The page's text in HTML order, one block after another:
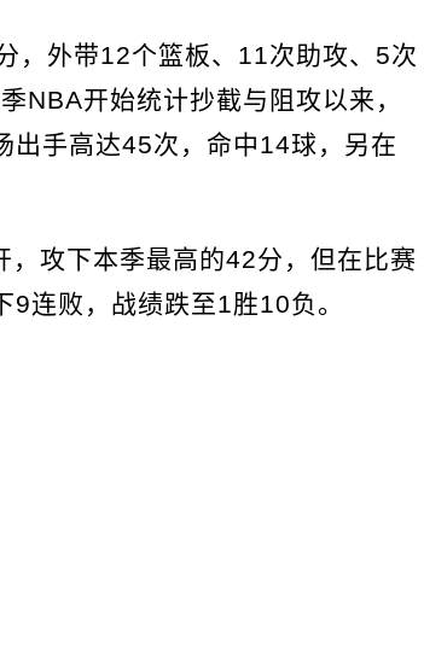
，外带12个篮板、11次助攻、5次
NBA开始统计抄截与阻攻以来，
出手高达45次，命中14球，另在
攻下本季最高的42分，但在比赛
连败，战绩跌至1胜10负。